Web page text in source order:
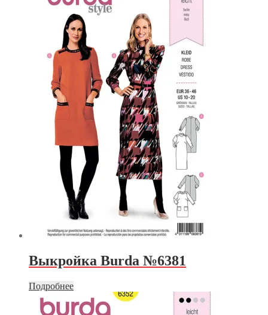
Выкройка Burda №6381
Подробнее